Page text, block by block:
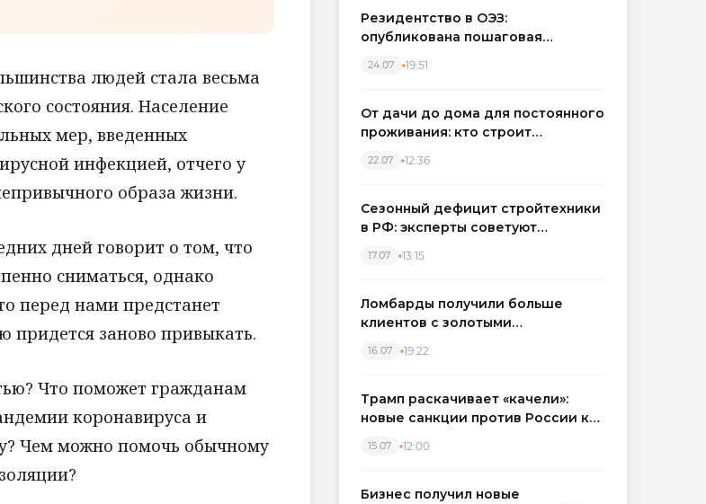
людей стала весьма
состояния. Население
мер, введенных
инфекцией, отчего у
образа жизни.
дней говорит о том, что
сниматься, однако
перед нами предстанет
придется заново привыкать.
Что поможет гражданам
коронавируса и
Чем можно помочь обычному
Резидентство в ОЭЗ:
опубликована пошаговая
налоговых льгот для инвесторов
24.07 19:51
От дачи до дома для постоянного
проживания: кто строит
Западном регионе
22.07 12:36
Сезонный дефицит стройтехники
в РФ: эксперты советуют
17.07 13:15
Ломбарды получили больше
клиентов с золотыми
вырос на фоне подорожания
16.07 19:22
Трамп раскачивает «качели»:
новые санкции против России как
15.07 12:00
Бизнес получил новые